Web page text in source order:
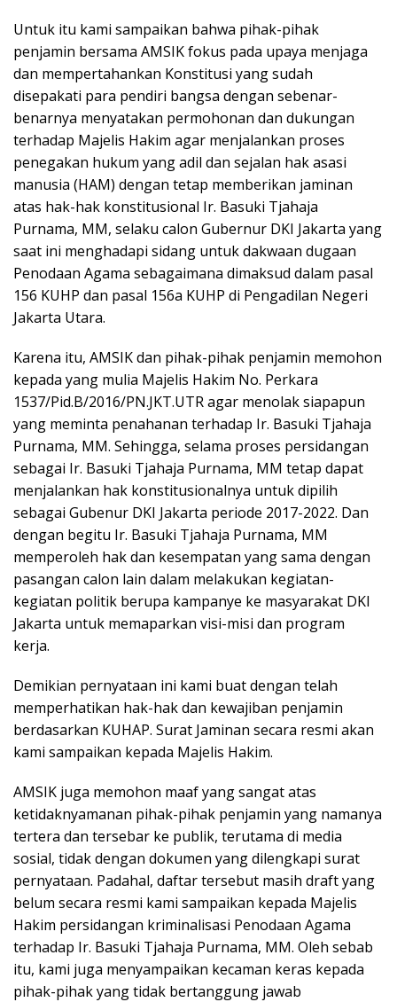
Untuk itu kami sampaikan bahwa pihak-pihak
penjamin bersama AMSIK fokus pada upaya menjaga
dan mempertahankan Konstitusi yang sudah
disepakati para pendiri bangsa dengan sebenar-
benarnya menyatakan permohonan dan dukungan
terhadap Majelis Hakim agar menjalankan proses
penegakan hukum yang adil dan sejalan hak asasi
manusia (HAM) dengan tetap memberikan jaminan
atas hak-hak konstitusional Ir. Basuki Tjahaja
Purnama, MM, selaku calon Gubernur DKI Jakarta yang
saat ini menghadapi sidang untuk dakwaan dugaan
Penodaan Agama sebagaimana dimaksud dalam pasal
156 KUHP dan pasal 156a KUHP di Pengadilan Negeri
Jakarta Utara.
Karena itu, AMSIK dan pihak-pihak penjamin memohon
kepada yang mulia Majelis Hakim No. Perkara
1537/Pid.B/2016/PN.JKT.UTR agar menolak siapapun
yang meminta penahanan terhadap Ir. Basuki Tjahaja
Purnama, MM. Sehingga, selama proses persidangan
sebagai Ir. Basuki Tjahaja Purnama, MM tetap dapat
menjalankan hak konstitusionalnya untuk dipilih
sebagai Gubenur DKI Jakarta periode 2017-2022. Dan
dengan begitu Ir. Basuki Tjahaja Purnama, MM
memperoleh hak dan kesempatan yang sama dengan
pasangan calon lain dalam melakukan kegiatan-
kegiatan politik berupa kampanye ke masyarakat DKI
Jakarta untuk memaparkan visi-misi dan program
kerja.
Demikian pernyataan ini kami buat dengan telah
memperhatikan hak-hak dan kewajiban penjamin
berdasarkan KUHAP. Surat Jaminan secara resmi akan
kami sampaikan kepada Majelis Hakim.
AMSIK juga memohon maaf yang sangat atas
ketidaknyamanan pihak-pihak penjamin yang namanya
tertera dan tersebar ke publik, terutama di media
sosial, tidak dengan dokumen yang dilengkapi surat
pernyataan. Padahal, daftar tersebut masih draft yang
belum secara resmi kami sampaikan kepada Majelis
Hakim persidangan kriminalisasi Penodaan Agama
terhadap Ir. Basuki Tjahaja Purnama, MM. Oleh sebab
itu, kami juga menyampaikan kecaman keras kepada
pihak-pihak yang tidak bertanggung jawab